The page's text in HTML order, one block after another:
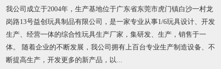
我公司成立于2004年，生产基地位于广东省东莞市虎门镇白沙一村龙
岗路13号益创玩具制品有限公司，是一家专业从事1/6玩具设计、开发
生产、经营一体的综合性玩具生产厂家，集研发、生产，销售于一
体。 随着企业的不断发展，我公司拥有上百台专业生产制造设备、不
断提高生产，开发更多的新产品，以...